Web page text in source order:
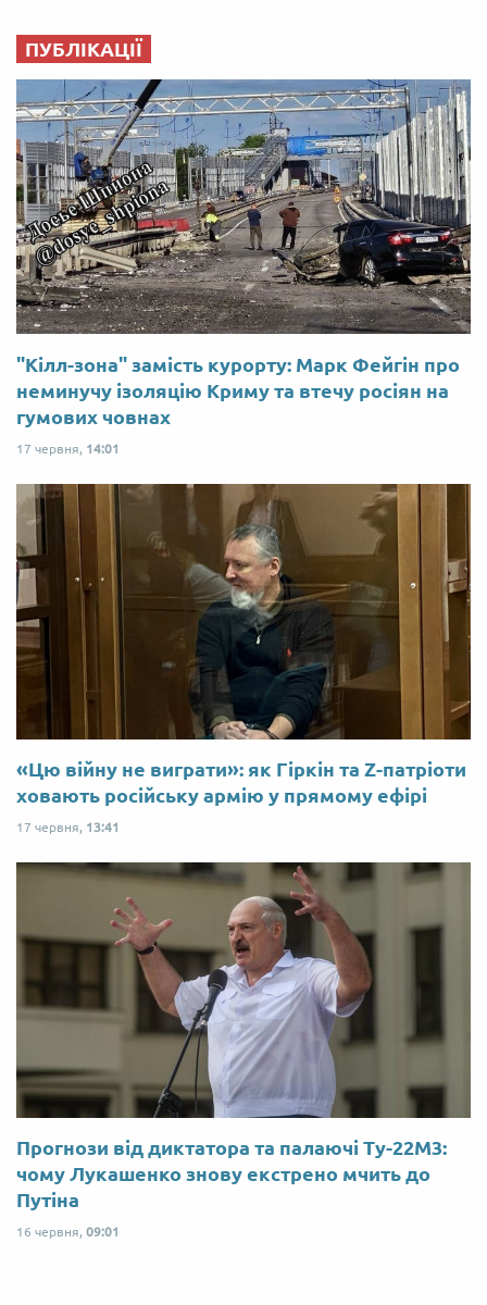
ПУБЛІКАЦІЇ
"Кілл-зона" замість курорту: Марк Фейгін про
неминучу ізоляцію Криму та втечу росіян на
гумових човнах
17 червня, 14:01
«Цю війну не виграти»: як Гіркін та Z-патріоти
ховають російську армію у прямому ефірі
17 червня, 13:41
Прогнози від диктатора та палаючі Ту-22М3:
чому Лукашенко знову екстрено мчить до
Путіна
16 червня, 09:01